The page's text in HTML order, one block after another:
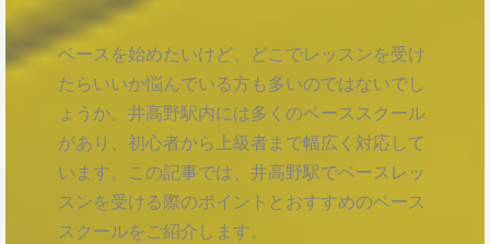
ベースを始めたいけど、どこでレッスンを受け
たらいいか悩んでいる方も多いのではないでし
ょうか。井高野駅内には多くのベーススクール
があり、初心者から上級者まで幅広く対応して
います。この記事では、井高野駅でベースレッ
スンを受ける際のポイントとおすすめのベース
スクールをご紹介します。